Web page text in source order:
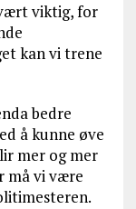
viktig, for
kan vi trene
bedre
å kunne øve
mer og mer
må vi være